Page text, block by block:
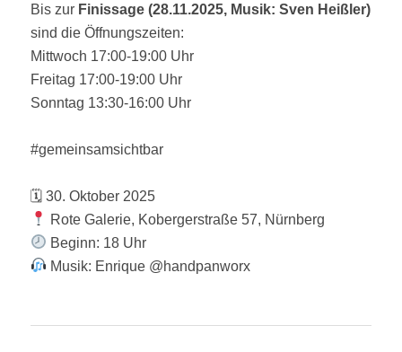
Bis zur Finissage (28.11.2025, Musik: Sven Heißler)
sind die Öffnungszeiten:
Mittwoch 17:00-19:00 Uhr
Freitag 17:00-19:00 Uhr
Sonntag 13:30-16:00 Uhr
#gemeinsamsichtbar
🗓 30. Oktober 2025
Rote Galerie, Kobergerstraße 57, Nürnberg
Beginn: 18 Uhr
Musik: Enrique @handpanworx